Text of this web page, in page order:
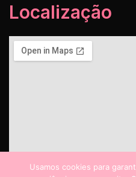
Localização
Usamos cookies para